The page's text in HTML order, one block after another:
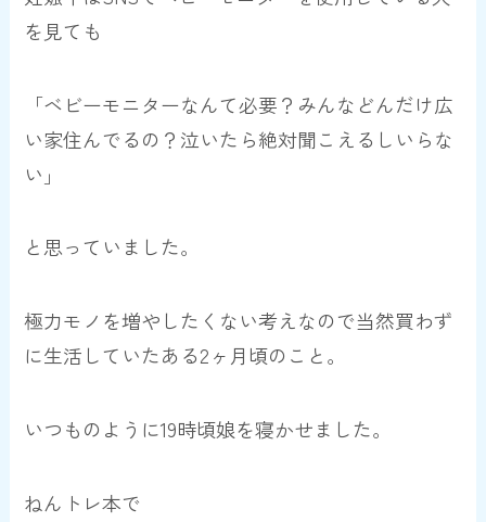
を見ても
「ベビーモニターなんて必要？みんなどんだけ広
い家住んでるの？泣いたら絶対聞こえるしいらな
い」
と思っていました。
極力モノを増やしたくない考えなので当然買わず
に生活していたある2ヶ月頃のこと。
いつものように19時頃娘を寝かせました。
ねんトレ本で